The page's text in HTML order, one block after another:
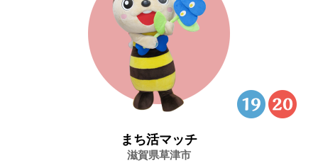
まち活マッチ
滋賀県草津市